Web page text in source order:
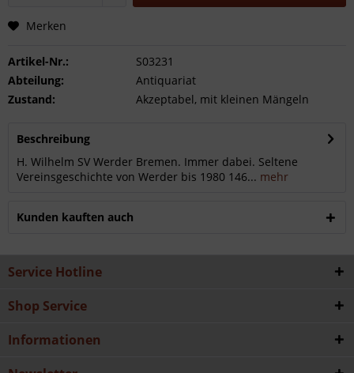
Merken
Artikel-Nr.:
S03231
Abteilung:
Antiquariat
Zustand:
Akzeptabel, mit kleinen Mängeln
Beschreibung
H. Wilhelm SV Werder Bremen. Immer dabei. Seltene
Vereinsgeschichte von Werder bis 1980 146... mehr
Kunden kauften auch
Service Hotline
Shop Service
Informationen